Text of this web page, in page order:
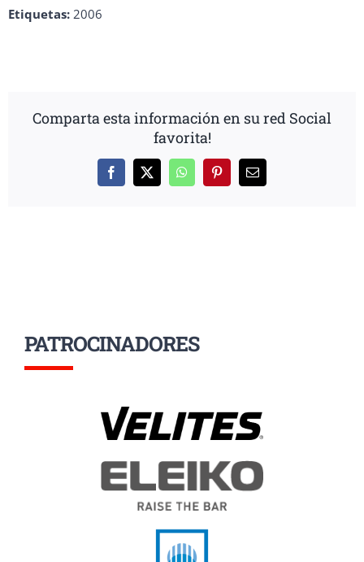
Etiquetas: 2006
Comparta esta información en su red Social
favorita!
Facebook
X WhatsAppPinterestCorreo
PATROCINADORES